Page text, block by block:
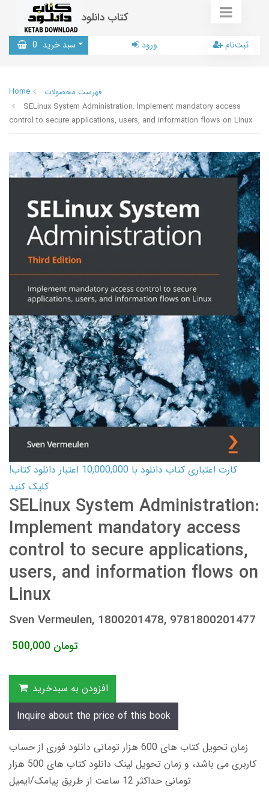
کتاب دانلود
سبد خرید 0 ورود ثبت‌نام
Home
فهرست محصولات
SELinux System Administration: Implement mandatory access
control to secure applications, users, and information flows on Linux
کارت اعتباری کتاب دانلود با 10,000,000 اعتبار دانلود کتاب!
کلیک کنید
SELinux System Administration:
Implement mandatory access
control to secure applications,
users, and information flows on
Linux
Sven Vermeulen, 1800201478, 9781800201477
500,000 تومان
افزودن به سبدخرید
Inquire about the price of this book
زمان تحویل کتاب های 600 هزار تومانی دانلود فوری از حساب
کاربری می باشد، و زمان تحویل لینک دانلود کتاب های 500 هزار
تومانی حداکثر 12 ساعت از طریق پیامک/ایمیل